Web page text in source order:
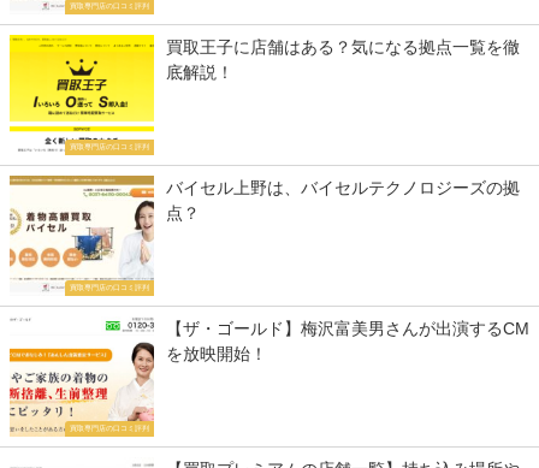
買取専門店の口コミ評判
買取専門店の口コミ評判
買取王子に店舗はある？気になる拠点一覧を徹
底解説！
買取専門店の口コミ評判
バイセル上野は、バイセルテクノロジーズの拠
点？
買取専門店の口コミ評判
【ザ・ゴールド】梅沢富美男さんが出演するCM
を放映開始！